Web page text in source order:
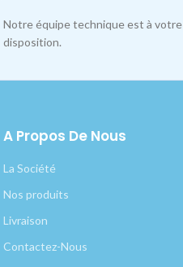
Notre équipe technique est à votre
disposition.
A Propos De Nous
La Société
Nos produits
Livraison
Contactez-Nous